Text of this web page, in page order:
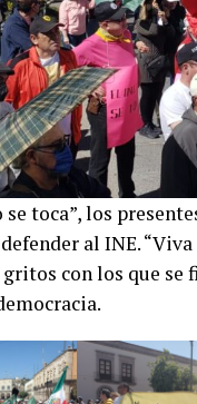
toca”, los
al INE.
con los que se